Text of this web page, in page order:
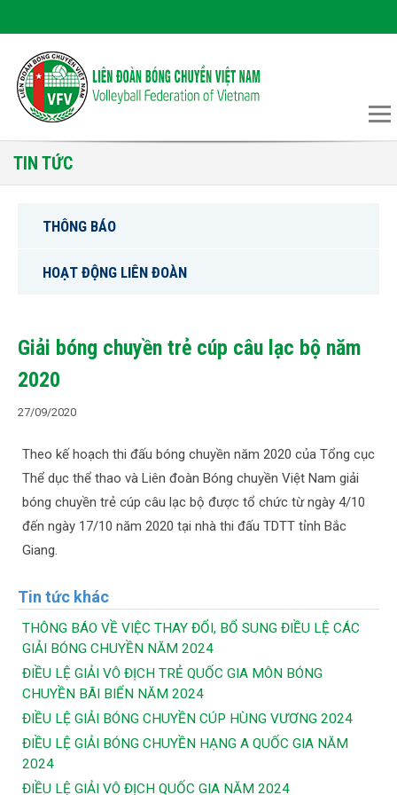
TIN TỨC
THÔNG BÁO
HOẠT ĐỘNG LIÊN ĐOÀN
Giải bóng chuyền trẻ cúp câu lạc bộ năm
2020
27/09/2020
Theo kế hoạch thi đấu bóng chuyền năm 2020 của Tổng cục
Thể dục thể thao và Liên đoàn Bóng chuyền Việt Nam giải
bóng chuyền trẻ cúp câu lạc bộ được tổ chức từ ngày 4/10
đến ngày 17/10 năm 2020 tại nhà thi đấu TDTT tỉnh Bắc
Giang.
Tin tức khác
THÔNG BÁO VỀ VIỆC THAY ĐỔI, BỔ SUNG ĐIỀU LỆ CÁC
GIẢI BÓNG CHUYỀN NĂM 2024
ĐIỀU LỆ GIẢI VÔ ĐỊCH TRẺ QUỐC GIA MÔN BÓNG
CHUYỀN BÃI BIỂN NĂM 2024
ĐIỀU LỆ GIẢI BÓNG CHUYỀN CÚP HÙNG VƯƠNG 2024
ĐIỀU LỆ GIẢI BÓNG CHUYỀN HẠNG A QUỐC GIA NĂM
2024
ĐIỀU LỆ GIẢI VÔ ĐỊCH QUỐC GIA NĂM 2024